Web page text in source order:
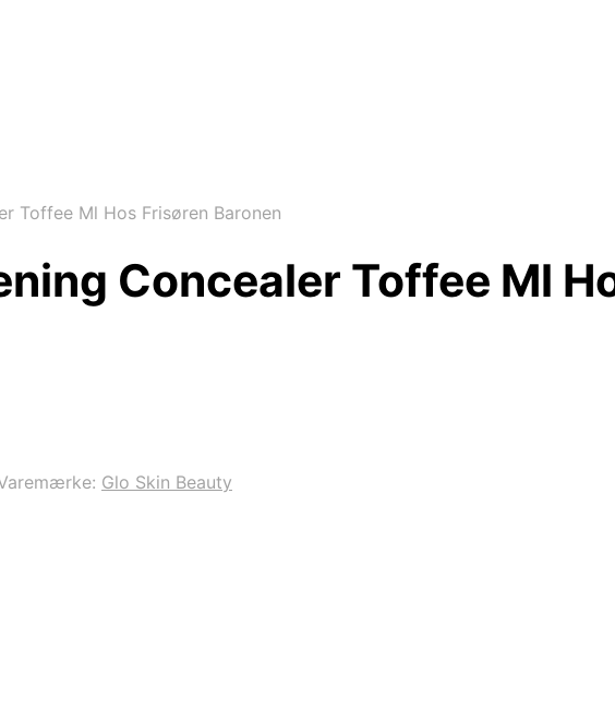
Toffee Ml Hos Frisøren Baronen
Concealer Toffee Ml
Glo Skin Beauty